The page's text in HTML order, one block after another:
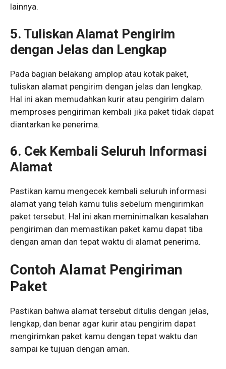
lainnya.
5. Tuliskan Alamat Pengirim
dengan Jelas dan Lengkap
Pada bagian belakang amplop atau kotak paket,
tuliskan alamat pengirim dengan jelas dan lengkap.
Hal ini akan memudahkan kurir atau pengirim dalam
memproses pengiriman kembali jika paket tidak dapat
diantarkan ke penerima.
6. Cek Kembali Seluruh Informasi
Alamat
Pastikan kamu mengecek kembali seluruh informasi
alamat yang telah kamu tulis sebelum mengirimkan
paket tersebut. Hal ini akan meminimalkan kesalahan
pengiriman dan memastikan paket kamu dapat tiba
dengan aman dan tepat waktu di alamat penerima.
Contoh Alamat Pengiriman
Paket
Pastikan bahwa alamat tersebut ditulis dengan jelas,
lengkap, dan benar agar kurir atau pengirim dapat
mengirimkan paket kamu dengan tepat waktu dan
sampai ke tujuan dengan aman.